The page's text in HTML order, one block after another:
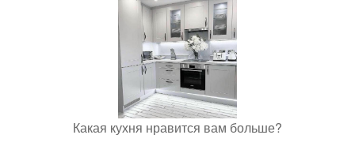
Какая кухня нравится вам больше?